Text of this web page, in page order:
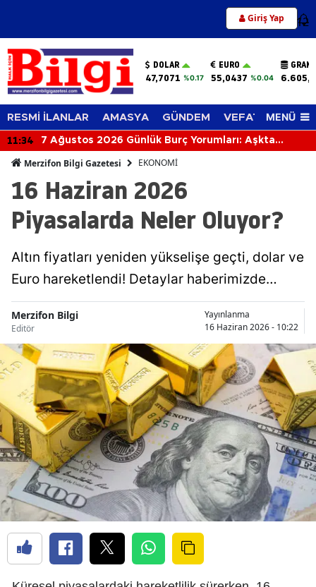
Giriş Yap 12
DOLAR
47,7071 %0.17
EURO
55,0437 %0.04
RESMİ İLANLAR AMASYA GÜNDEM VEFAT EDENLER
MENÜ
11:34
7 Ağustos 2026 Günlük Burç Yorumları: Aşkta
Merzifon Bilgi Gazetesi EKONOMİ
16 Haziran 2026
Piyasalarda Neler Oluyor?
Altın fiyatları yeniden yükselişe geçti, dolar ve
Euro hareketlendi! Detaylar haberimizde…
Merzifon Bilgi
Editör
Yayınlanma
16 Haziran 2026 - 10:22